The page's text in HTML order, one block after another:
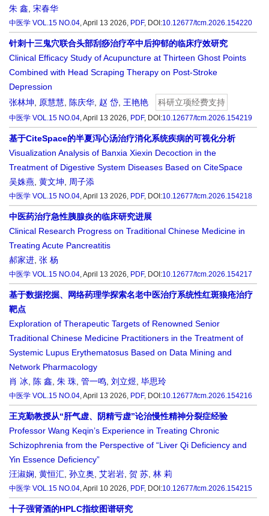
朱 鑫 宋春华
中医学 VOL.15 NO.04, April 13 2026, PDF, DOI:10.12677/tcm.2026.154220
针刺十三鬼穴联合头部刮痧治疗卒中后抑郁的临床疗效研究
Clinical Efficacy Study of Acupuncture at Thirteen Ghost Points
Combined with Head Scraping Therapy on Post-Stroke
Depression
张林坤
原慧慧 陈庆华 赵 岱 王艳艳 科研立项经费支持
中医学 VOL.15 NO.04, April 13 2026, PDF, DOI:10.12677/tcm.2026.154219
基于CiteSpace的半夏泻心汤治疗消化系统疾病的可视化分析
Visualization Analysis of Banxia Xiexin Decoction in the
Treatment of Digestive System Diseases Based on CiteSpace
吴姝燕 黄文坤 周子添
中医学 VOL.15 NO.04, April 13 2026, PDF, DOI:10.12677/tcm.2026.154218
中医药治疗急性胰腺炎的临床研究进展
Clinical Research Progress on Traditional Chinese Medicine in
Treating Acute Pancreatitis
郝家进 张 杨
中医学 VOL.15 NO.04, April 13 2026, PDF, DOI:10.12677/tcm.2026.154217
基于数据挖掘、网络药理学探索名老中医治疗系统性红斑狼疮治疗
靶点
Exploration of Therapeutic Targets of Renowned Senior
Traditional Chinese Medicine Practitioners in the Treatment of
Systemic Lupus Erythematosus Based on Data Mining and
Network Pharmacology
肖 冰
陈 鑫 朱 珠 管一鸣 刘立煜 毕思玲
中医学 VOL.15 NO.04, April 13 2026, PDF, DOI:10.12677/tcm.2026.154216
王克勤教授从“肝气虚、阴精亏虚”论治慢性精神分裂症经验
Professor Wang Keqin’s Experience in Treating Chronic
Schizophrenia from the Perspective of “Liver Qi Deficiency and
Yin Essence Deficiency”
汪淑娴 黄恒汇 孙立奥 艾岩岩 贺 苏 林 莉
中医学 VOL.15 NO.04, April 10 2026, PDF, DOI:10.12677/tcm.2026.154215
十子强肾酒的HPLC指纹图谱研究